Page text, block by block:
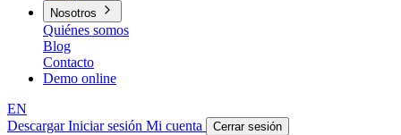
Nosotros
Quiénes somos
Blog
Contacto
Demo online
EN
DescargarIniciar sesión Mi cuenta Cerrar sesión